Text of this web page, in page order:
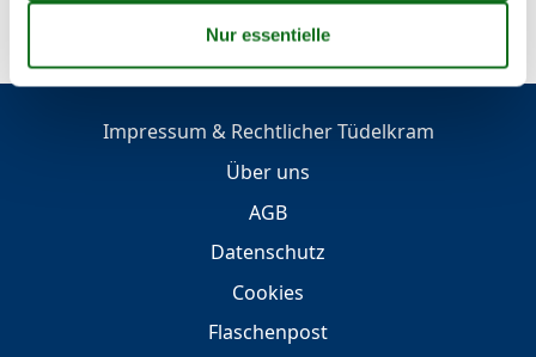
10 11
Impressum & Rechtlicher Tüdelkram
Über uns
AGB
Datenschutz
Cookies
Flaschenpost